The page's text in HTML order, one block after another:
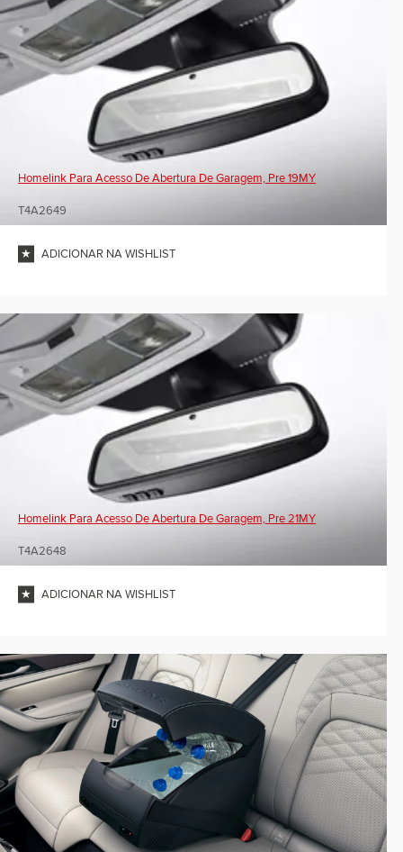
Homelink Para Acesso De Abertura De Garagem, Pre 19MY
T4A2649
ADICIONAR NA WISHLIST
Homelink Para Acesso De Abertura De Garagem, Pre 21MY
T4A2648
ADICIONAR NA WISHLIST